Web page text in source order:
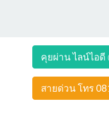
คุยผ่าน ไลน์ไอดี
สายด่วน โทร